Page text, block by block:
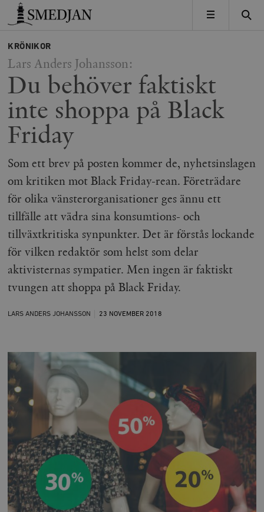
Timbro
MENY
KRÖNIKOR
Lars Anders Johansson:
Du behöver faktiskt
inte shoppa på Black
Friday
Som ett brev på posten kommer de, nyhetsinslagen
om kritiken mot Black Friday-rean. Företrädare
för olika vänsterorganisationer ges ännu ett
tillfälle att vädra sina konsumtions- och
tillväxtkritiska synpunkter. Det är förstås lockande
för vilken redaktör som helst som delar
aktivisternas sympatier. Men ingen är faktiskt
tvungen att shoppa på Black Friday.
LARS ANDERS JOHANSSON 23 NOVEMBER 2018